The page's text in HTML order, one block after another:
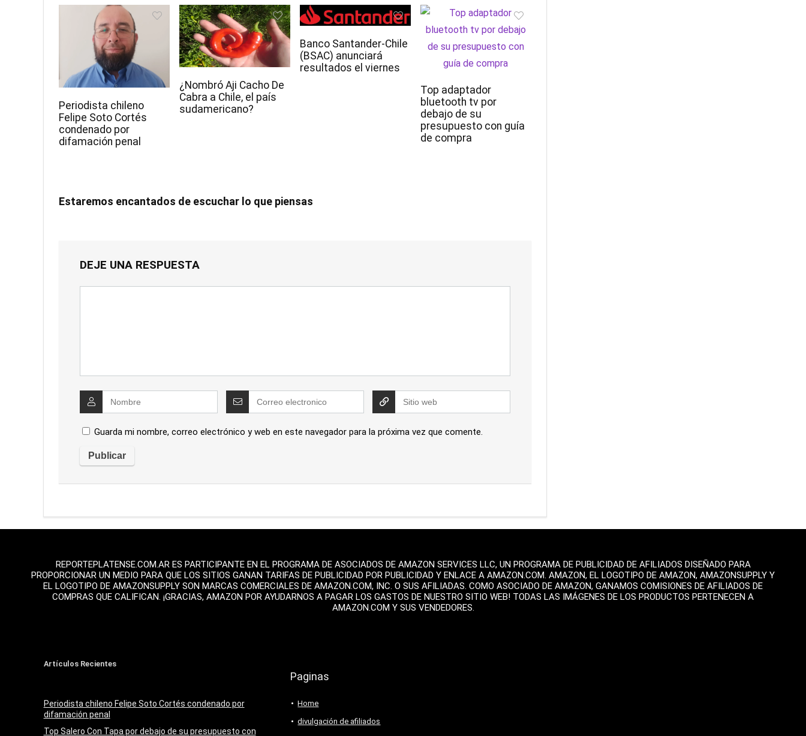
Periodista chileno
Felipe Soto Cortés
condenado por
difamación penal
¿Nombró Aji Cacho De
Cabra a Chile, el país
sudamericano?
Banco Santander-Chile
(BSAC) anunciará
resultados el viernes
Top adaptador
bluetooth tv por
debajo de su
presupuesto con guía
de compra
Estaremos encantados de escuchar lo que piensas
DEJE UNA RESPUESTA
Guarda mi nombre, correo electrónico y web en este navegador para la próxima vez que comente.
REPORTEPLATENSE.COM.AR ES PARTICIPANTE EN EL PROGRAMA DE ASOCIADOS DE AMAZON SERVICES LLC, UN PROGRAMA DE PUBLICIDAD DE AFILIADOS DISEÑADO PARA
PROPORCIONAR UN MEDIO PARA QUE LOS SITIOS GANAN TARIFAS DE PUBLICIDAD POR PUBLICIDAD Y ENLACE A AMAZON.COM. AMAZON, EL LOGOTIPO DE AMAZON, AMAZONSUPPLY Y
EL LOGOTIPO DE AMAZONSUPPLY SON MARCAS COMERCIALES DE AMAZON.COM, INC. O SUS AFILIADAS. COMO ASOCIADO DE AMAZON, GANAMOS COMISIONES DE AFILIADOS DE
COMPRAS QUE CALIFICAN. ¡GRACIAS, AMAZON POR AYUDARNOS A PAGAR LOS GASTOS DE NUESTRO SITIO WEB! TODAS LAS IMÁGENES DE LOS PRODUCTOS PERTENECEN A
AMAZON.COM Y SUS VENDEDORES.
Artículos Recientes
Periodista chileno Felipe Soto Cortés condenado por
difamación penal
Top Salero Con Tapa por debajo de su presupuesto con
Paginas
Home
divulgación de afiliados